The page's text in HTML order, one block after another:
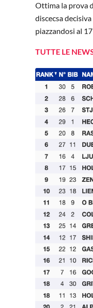
Ottima la prova
discecsa
piazzandosi al
TUTTE LE